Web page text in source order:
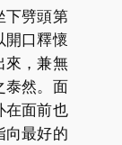
下劈頭第
開口釋懷
來，兼無
泰然。面
在面前也
向最好的